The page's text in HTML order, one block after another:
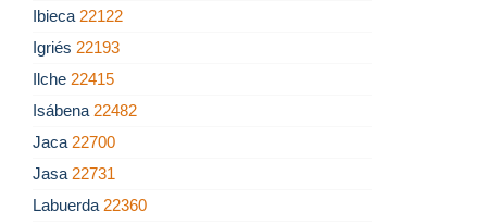
Ibieca 22122
Igriés 22193
Ilche 22415
Isábena 22482
Jaca 22700
Jasa 22731
Labuerda 22360